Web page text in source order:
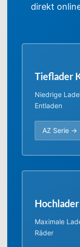
direkt
Tieflader
Niedrige
Entladen
AZ Serie →
Maximale
Räder